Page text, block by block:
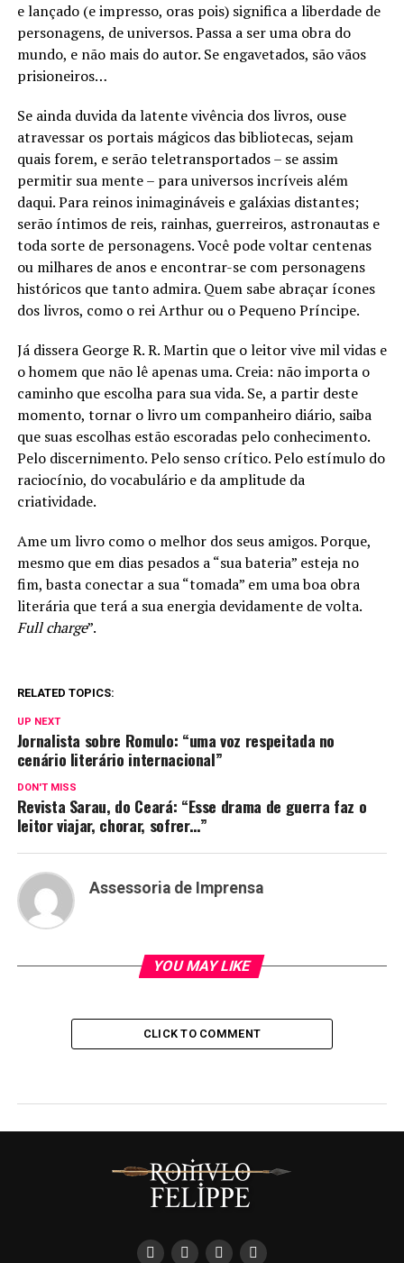
e lançado (e impresso, oras pois) significa a liberdade de
personagens, de universos. Passa a ser uma obra do
mundo, e não mais do autor. Se engavetados, são vãos
prisioneiros…
Se ainda duvida da latente vivência dos livros, ouse
atravessar os portais mágicos das bibliotecas, sejam
quais forem, e serão teletransportados – se assim
permitir sua mente – para universos incríveis além
daqui. Para reinos inimagináveis e galáxias distantes;
serão íntimos de reis, rainhas, guerreiros, astronautas e
toda sorte de personagens. Você pode voltar centenas
ou milhares de anos e encontrar-se com personagens
históricos que tanto admira. Quem sabe abraçar ícones
dos livros, como o rei Arthur ou o Pequeno Príncipe.
Já dissera George R. R. Martin que o leitor vive mil vidas e
o homem que não lê apenas uma. Creia: não importa o
caminho que escolha para sua vida. Se, a partir deste
momento, tornar o livro um companheiro diário, saiba
que suas escolhas estão escoradas pelo conhecimento.
Pelo discernimento. Pelo senso crítico. Pelo estímulo do
raciocínio, do vocabulário e da amplitude da
criatividade.
Ame um livro como o melhor dos seus amigos. Porque,
mesmo que em dias pesados a “sua bateria” esteja no
fim, basta conectar a sua “tomada” em uma boa obra
literária que terá a sua energia devidamente de volta.
Full charge”.
RELATED TOPICS:
UP NEXT
Jornalista sobre Romulo: “uma voz respeitada no
cenário literário internacional”
DON'T MISS
Revista Sarau, do Ceará: “Esse drama de guerra faz o
leitor viajar, chorar, sofrer…”
Assessoria de Imprensa
YOU MAY LIKE
CLICK TO COMMENT